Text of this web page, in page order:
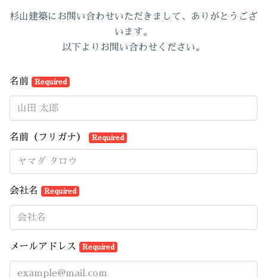
杉山建築にお問い合わせいただきまして、ありがとうござ
います。
以下よりお問い合わせください。
名前 Required
名前（フリガナ） Required
会社名 Required
メールアドレス Required